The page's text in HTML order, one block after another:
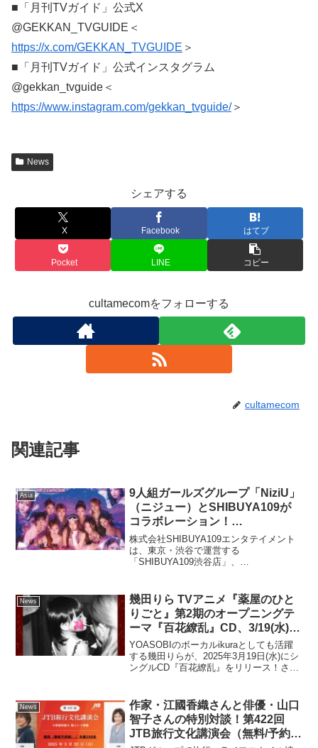
■「月刊TVガイド」公式X
@GEKKAN_TVGUIDE＜
https://x.com/GEKKAN_TVGUIDE ＞
■「月刊TVガイド」公式インスタグラム
@gekkan_tvguide＜
https://www.instagram.com/gekkan_tvguide/＞
News
シェアする
X Facebook はてブ
Pocket LINE コピー
cultamecomをフォローする
cultamecom
関連記事
Asia
9人組ガールズグループ「NiziU」
（ニジュー）とSHIBUYA109が
コラボレーション！
『SHIBUYA109 × NiziU GW
CAMPAIGN – NiziUniverse -』開
催
株式会社SHIBUYA109エンタテイメント
は、東京・渋谷で運営する
「SHIBUYA109渋谷店」、
5月11日（日）の期間、9人組ガールズグ
ループ「Ni...
News
幾田りら TVアニメ『薬屋のひと
りごと』第2期のオープニングテ
ーマ『百花繚乱』CD、3/19(水)発
売！本作収録のセルフカバー曲
「DREAMER」をシングルカット
でサプライズ配信リリース
YOASOBIのボーカルikuraとしても活躍
する幾田りらが、2025年3月19日(水)にシ
ングルCD『百花繚乱』をリリース！さら
で配信リリースした。３月19日配信...
News
作家・江國香織さんと俳優・山口
智子さんの特別対談！第422回
JTB旅行文化講演会（無料/予約